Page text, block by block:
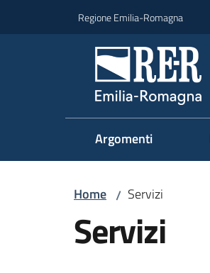
Regione Emilia-Romagna
Argomenti
Home / Servizi
Servizi